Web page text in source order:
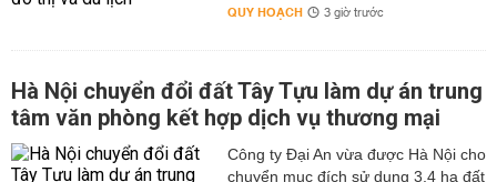
QUY HOẠCH 3 giờ trước
Hà Nội chuyển đổi đất Tây Tựu làm dự án trung
tâm văn phòng kết hợp dịch vụ thương mại
Công ty Đại An vừa được Hà Nội cho
chuyển mục đích sử dụng 3,4 ha đất